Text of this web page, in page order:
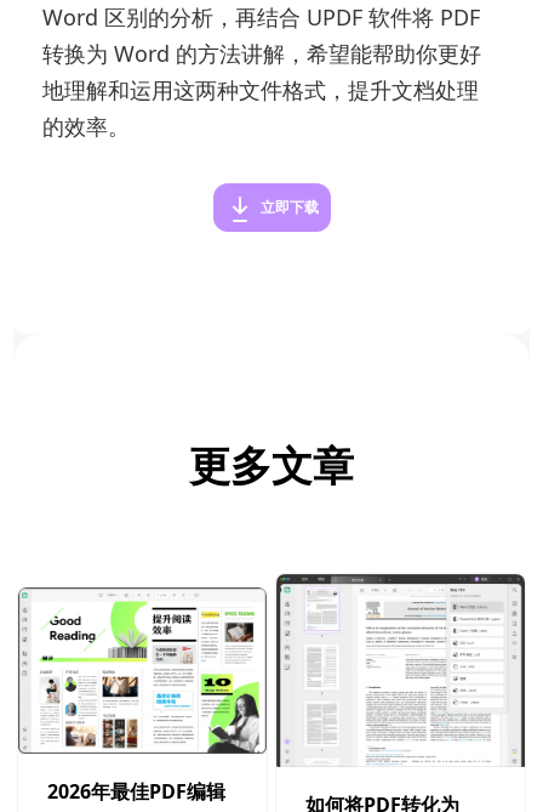
Word 区别的分析，再结合 UPDF 软件将 PDF
转换为 Word 的方法讲解，希望能帮助你更好
地理解和运用这两种文件格式，提升文档处理
的效率。
立即下载
更多文章
2026年最佳PDF编辑
如何将PDF转化为